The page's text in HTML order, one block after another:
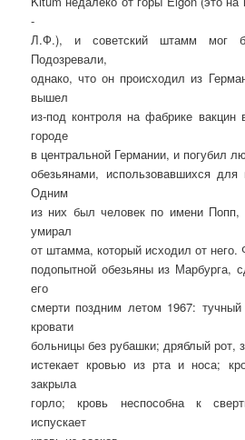
-
Л.Ф.), и советский штамм мог
Подозревали,
однако, что он происходил из
вышел
из-под контроля на фабрике
городе
в центральной Германии, и погубил
обезьянами, использовавшихся для
Одним
из них был человек по имени Попп,
умирал
от штамма, который исходил от него.
подопытной обезьяны из Марбурга,
его
смерти поздним летом 1967:
кровати
больницы без рубашки; дряблый рот,
истекает кровью из рта и носа;
закрыла
горло; кровь неспособна к
испускает